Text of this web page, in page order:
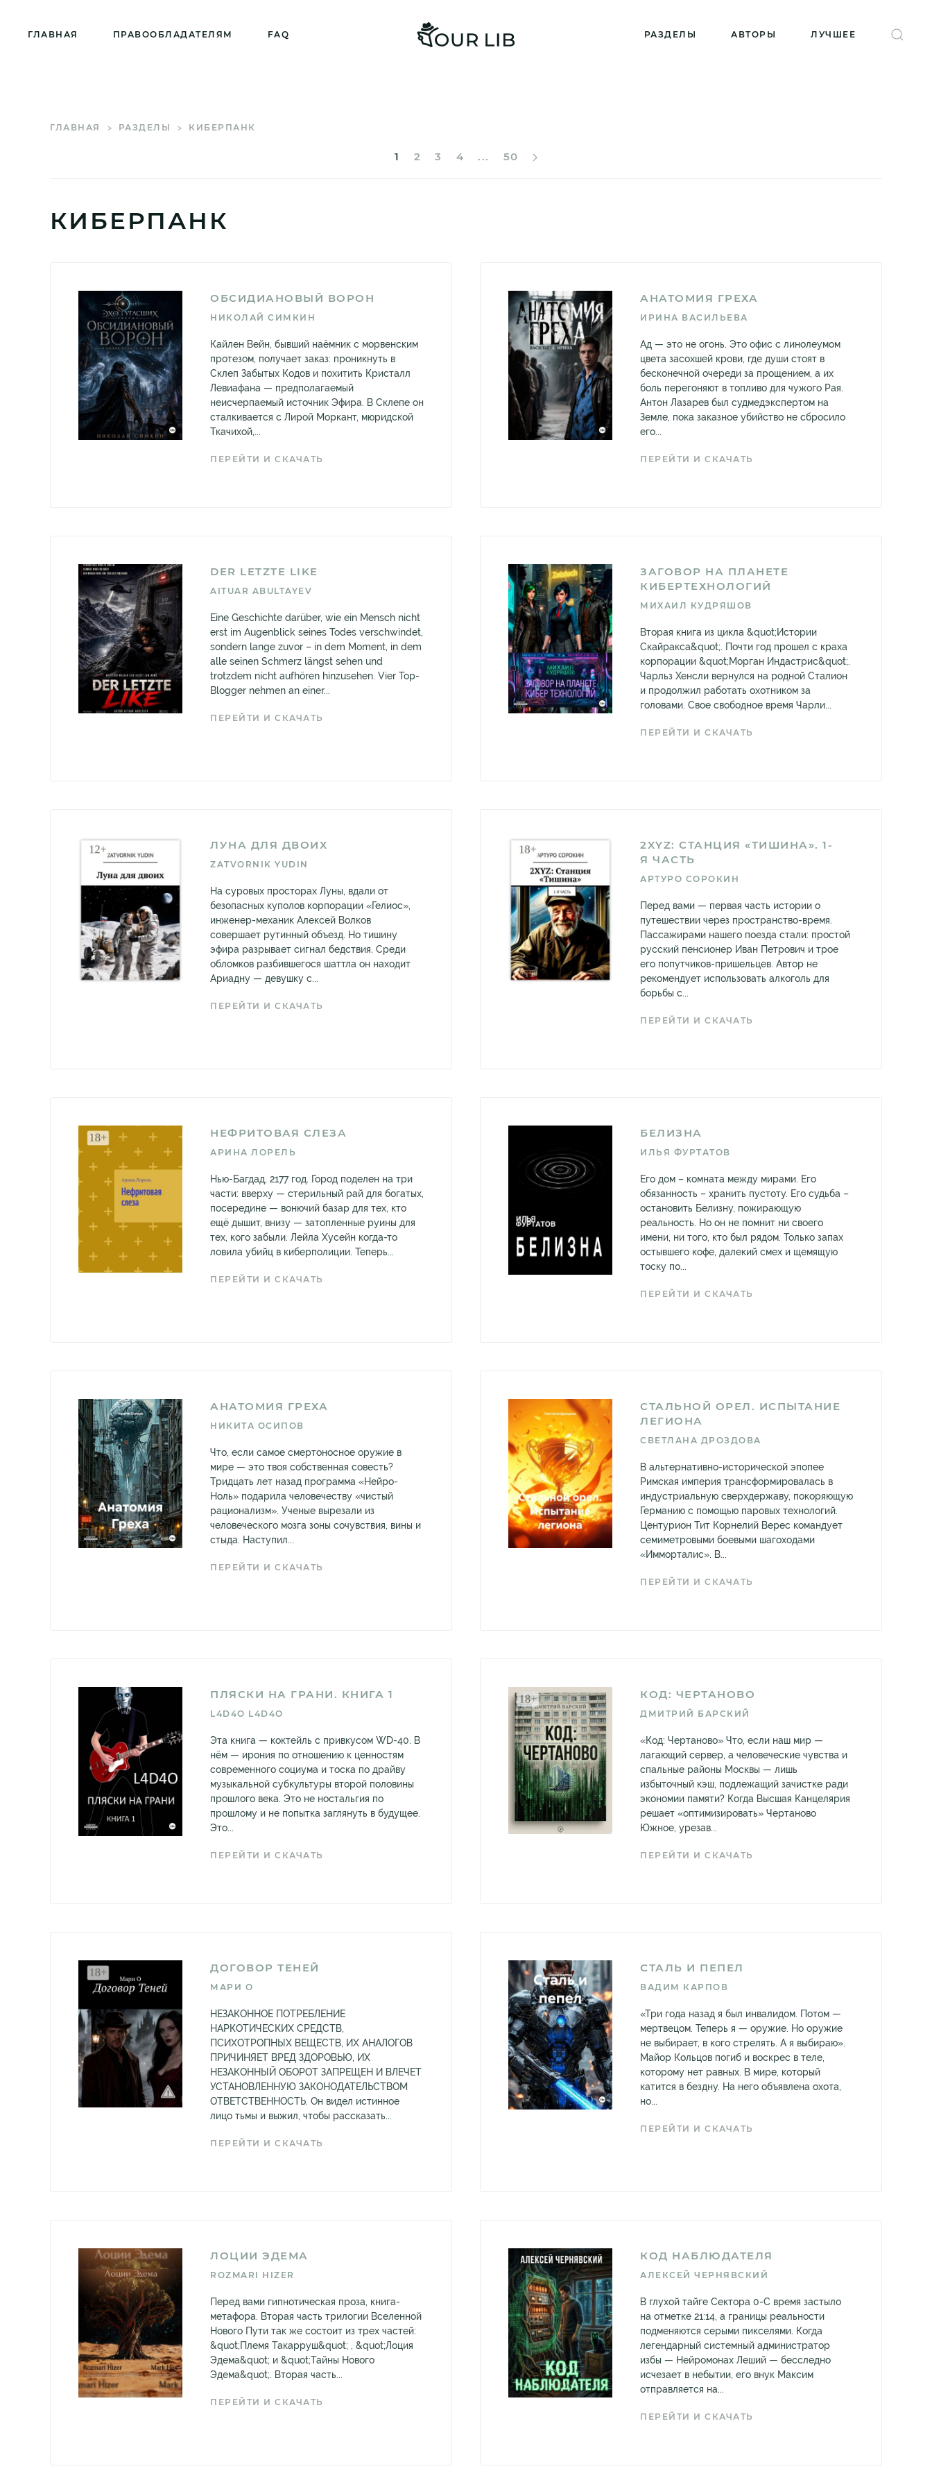
ГЛАВНАЯ ПРАВООБЛАДАТЕЛЯМ FAQ РАЗДЕЛЫ АВТОРЫ ЛУЧШЕЕ
ГЛАВНАЯ РАЗДЕЛЫ КИБЕРПАНК
1 2 3 4 ... 50
КИБЕРПАНК
ОБСИДИАНОВЫЙ ВОРОН
НИКОЛАЙ СИМКИН
Кайлен Вейн, бывший наёмник с морвенским
протезом, получает заказ: проникнуть в
Склеп Забытых Кодов и похитить Кристалл
Левиафана — предполагаемый
неисчерпаемый источник Эфира. В Склепе он
сталкивается с Лирой Моркант, мюридской
Ткачихой,...
ПЕРЕЙТИ И СКАЧАТЬ
АНАТОМИЯ ГРЕХА
ИРИНА ВАСИЛЬЕВА
Ад — это не огонь. Это офис с линолеумом
цвета засохшей крови, где души стоят в
бесконечной очереди за прощением, а их
боль перегоняют в топливо для чужого Рая.
Антон Лазарев был судмедэкспертом на
Земле, пока заказное убийство не сбросило
его...
ПЕРЕЙТИ И СКАЧАТЬ
DER LETZTE LIKE
AITUAR ABULTAYEV
Eine Geschichte darüber, wie ein Mensch nicht
erst im Augenblick seines Todes verschwindet,
sondern lange zuvor – in dem Moment, in dem
alle seinen Schmerz längst sehen und
trotzdem nicht aufhören hinzusehen. Vier Top-
Blogger nehmen an einer...
ПЕРЕЙТИ И СКАЧАТЬ
ЗАГОВОР НА ПЛАНЕТЕ
КИБЕРТЕХНОЛОГИЙ
МИХАИЛ КУДРЯШОВ
Вторая книга из цикла &quot;Истории
Скайракса&quot;. Почти год прошел с краха
корпорации &quot;Морган Индастрис&quot;.
Чарльз Хенсли вернулся на родной Сталион
и продолжил работать охотником за
головами. Свое свободное время Чарли...
ПЕРЕЙТИ И СКАЧАТЬ
ЛУНА ДЛЯ ДВОИХ
ZATVORNIK YUDIN
На суровых просторах Луны, вдали от
безопасных куполов корпорации «Гелиос»,
инженер-механик Алексей Волков
совершает рутинный объезд. Но тишину
эфира разрывает сигнал бедствия. Среди
обломков разбившегося шаттла он находит
Ариадну — девушку с...
ПЕРЕЙТИ И СКАЧАТЬ
2XYZ: СТАНЦИЯ «ТИШИНА». 1-
Я ЧАСТЬ
АРТУРО СОРОКИН
Перед вами — первая часть истории о
путешествии через пространство-время.
Пассажирами нашего поезда стали: простой
русский пенсионер Иван Петрович и трое
его попутчиков-пришельцев. Автор не
рекомендует использовать алкоголь для
борьбы с...
ПЕРЕЙТИ И СКАЧАТЬ
НЕФРИТОВАЯ СЛЕЗА
АРИНА ЛОРЕЛЬ
Нью-Багдад, 2177 год. Город поделен на три
части: вверху — стерильный рай для богатых,
посередине — вонючий базар для тех, кто
ещё дышит, внизу — затопленные руины для
тех, кого забыли. Лейла Хусейн когда-то
ловила убийц в киберполиции. Теперь...
ПЕРЕЙТИ И СКАЧАТЬ
БЕЛИЗНА
ИЛЬЯ ФУРТАТОВ
Его дом – комната между мирами. Его
обязанность – хранить пустоту. Его судьба –
остановить Белизну, пожирающую
реальность. Но он не помнит ни своего
имени, ни того, кто был рядом. Только запах
остывшего кофе, далекий смех и щемящую
тоску по...
ПЕРЕЙТИ И СКАЧАТЬ
АНАТОМИЯ ГРЕХА
НИКИТА ОСИПОВ
Что, если самое смертоносное оружие в
мире — это твоя собственная совесть?
Тридцать лет назад программа «Нейро-
Ноль» подарила человечеству «чистый
рационализм». Ученые вырезали из
человеческого мозга зоны сочувствия, вины и
стыда. Наступил...
ПЕРЕЙТИ И СКАЧАТЬ
СТАЛЬНОЙ ОРЕЛ. ИСПЫТАНИЕ
ЛЕГИОНА
СВЕТЛАНА ДРОЗДОВА
В альтернативно-исторической эпопее
Римская империя трансформировалась в
индустриальную сверхдержаву, покоряющую
Германию с помощью паровых технологий.
Центурион Тит Корнелий Верес командует
семиметровыми боевыми шагоходами
«Имморталис». В...
ПЕРЕЙТИ И СКАЧАТЬ
ПЛЯСКИ НА ГРАНИ. КНИГА 1
L4D4O L4D4O
Эта книга — коктейль с привкусом WD-40. В
нём — ирония по отношению к ценностям
современного социума и тоска по драйву
музыкальной субкультуры второй половины
прошлого века. Это не ностальгия по
прошлому и не попытка заглянуть в будущее.
Это...
ПЕРЕЙТИ И СКАЧАТЬ
КОД: ЧЕРТАНОВО
ДМИТРИЙ БАРСКИЙ
«Код: Чертаново» Что, если наш мир —
лагающий сервер, а человеческие чувства и
спальные районы Москвы — лишь
избыточный кэш, подлежащий зачистке ради
экономии памяти? Когда Высшая Канцелярия
решает «оптимизировать» Чертаново
Южное, урезав...
ПЕРЕЙТИ И СКАЧАТЬ
ДОГОВОР ТЕНЕЙ
МАРИ О
НЕЗАКОННОЕ ПОТРЕБЛЕНИЕ
НАРКОТИЧЕСКИХ СРЕДСТВ,
ПСИХОТРОПНЫХ ВЕЩЕСТВ, ИХ АНАЛОГОВ
ПРИЧИНЯЕТ ВРЕД ЗДОРОВЬЮ, ИХ
НЕЗАКОННЫЙ ОБОРОТ ЗАПРЕЩЕН И ВЛЕЧЕТ
УСТАНОВЛЕННУЮ ЗАКОНОДАТЕЛЬСТВОМ
ОТВЕТСТВЕННОСТЬ. Он видел истинное
лицо тьмы и выжил, чтобы рассказать...
ПЕРЕЙТИ И СКАЧАТЬ
СТАЛЬ И ПЕПЕЛ
ВАДИМ КАРПОВ
«Три года назад я был инвалидом. Потом —
мертвецом. Теперь я — оружие. Но оружие
не выбирает, в кого стрелять. А я выбираю».
Майор Кольцов погиб и воскрес в теле,
которому нет равных. В мире, который
катится в бездну. На него объявлена охота,
но...
ПЕРЕЙТИ И СКАЧАТЬ
ЛОЦИИ ЭДЕМА
ROZMARI HIZER
Перед вами гипнотическая проза, книга-
метафора. Вторая часть трилогии Вселенной
Нового Пути так же состоит из трех частей:
&quot;Племя Такарруш&quot; , &quot;Лоция
Эдема&quot; и &quot;Тайны Нового
Эдема&quot;. Вторая часть...
ПЕРЕЙТИ И СКАЧАТЬ
КОД НАБЛЮДАТЕЛЯ
АЛЕКСЕЙ ЧЕРНЯВСКИЙ
В глухой тайге Сектора 0-С время застыло
на отметке 21:14, а границы реальности
подменяются серыми пикселями. Когда
легендарный системный администратор
избы — Нейромонах Леший — бесследно
исчезает в небытии, его внук Максим
отправляется на...
ПЕРЕЙТИ И СКАЧАТЬ